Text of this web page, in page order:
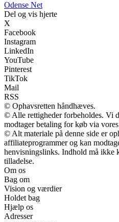
Odense Net
Del og vis hjerte
X
Facebook
Instagram
LinkedIn
YouTube
Pinterest
TikTok
Mail
RSS
© Ophavsretten håndhæves.
© Alle rettigheder forbeholdes. Vi
modtager betaling for køb via
© Alt materiale på denne side er
affiliateprogrammer og kan
henvisningslinks. Indhold må ikke
tilladelse.
Om os
Bag om
Vision og værdier
Holdet bag
Hjælp os
Adresser